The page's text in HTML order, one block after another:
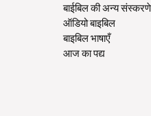
बाईबिल की अन्य संस्करणे
ऑडियो बाइबिल
बाइबिल भाषाएँ
आज का पद्य